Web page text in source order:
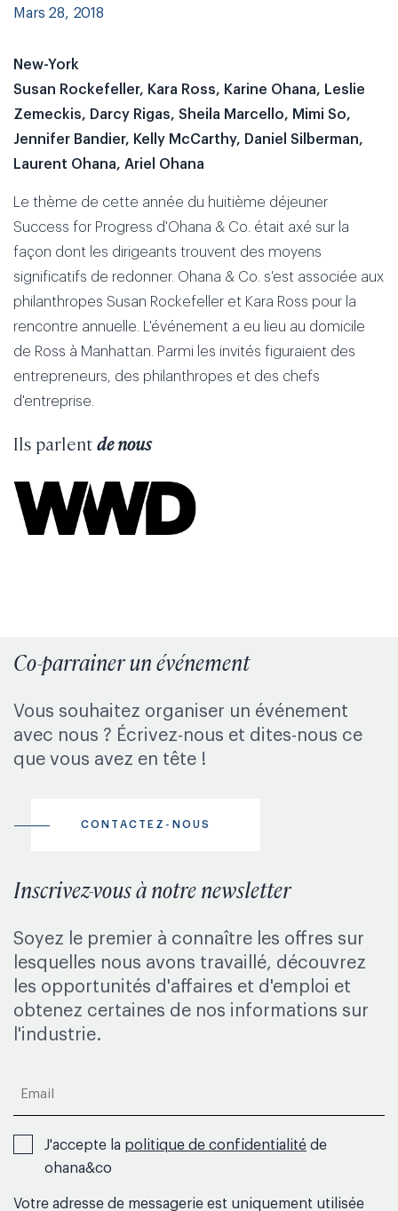
Mars 28, 2018
New-York
Susan Rockefeller, Kara Ross, Karine Ohana, Leslie
Zemeckis, Darcy Rigas, Sheila Marcello, Mimi So,
Jennifer Bandier, Kelly McCarthy, Daniel Silberman,
Laurent Ohana, Ariel Ohana
Le thème de cette année du huitième déjeuner
Success for Progress d'Ohana & Co. était axé sur la
façon dont les dirigeants trouvent des moyens
significatifs de redonner. Ohana & Co. s'est associée aux
philanthropes Susan Rockefeller et Kara Ross pour la
rencontre annuelle. L'événement a eu lieu au domicile
de Ross à Manhattan. Parmi les invités figuraient des
entrepreneurs, des philanthropes et des chefs
d'entreprise.
Ils parlentde nous
Co-parrainer un événement
Vous souhaitez organiser un événement
avec nous ? Écrivez-nous et dites-nous ce
que vous avez en tête !
CONTACTEZ-NOUS
Inscrivez-vous à notre newsletter
Soyez le premier à connaître les offres sur
lesquelles nous avons travaillé, découvrez
les opportunités d'affaires et d'emploi et
obtenez certaines de nos informations sur
l'industrie.
Email
RGPDJ'accepte la politique de confidentialité de
ohana&co
Votre adresse de messagerie est uniquement utilisée